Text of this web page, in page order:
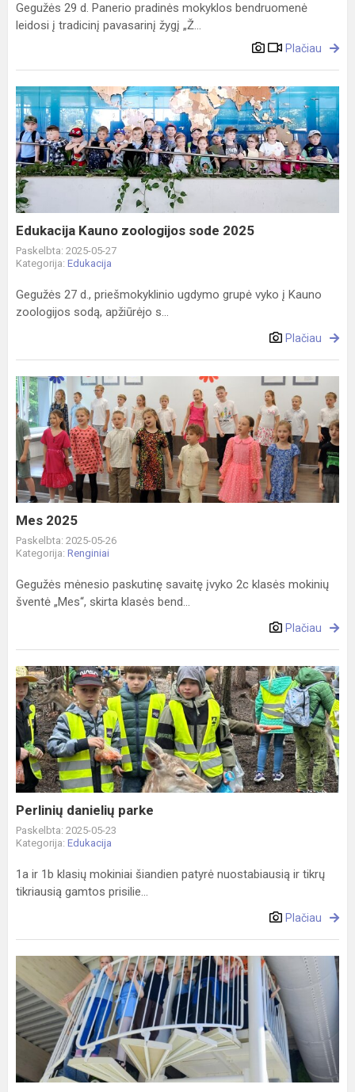
Gegužės 29 d. Panerio pradinės mokyklos bendruomenė
leidosi į tradicinį pavasarinį žygį „Ž...
Plačiau
Edukacija
Kauno
zoologijos
sode
2025
Edukacija Kauno zoologijos sode 2025
Paskelbta: 2025-05-27
Kategorija: Edukacija
Gegužės 27 d., priešmokyklinio ugdymo grupė vyko į Kauno
zoologijos sodą, apžiūrėjo s...
Plačiau
Mes
2025
Mes 2025
Paskelbta: 2025-05-26
Kategorija: Renginiai
Gegužės mėnesio paskutinę savaitę įvyko 2c klasės mokinių
šventė „Mes“, skirta klasės bend...
Plačiau
Perlinių
danielių
parke
Perlinių danielių parke
Paskelbta: 2025-05-23
Kategorija: Edukacija
1a ir 1b klasių mokiniai šiandien patyrė nuostabiausią ir tikrų
tikriausią gamtos prisilie...
Plačiau
Edukacija
Jonavos
baseine